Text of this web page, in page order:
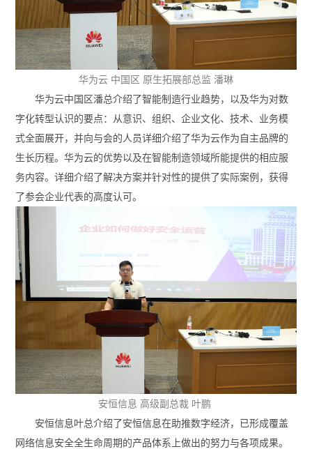
华为云 中国区 原生拓展部总监 潘琳
华为云中国区潘总介绍了智能制造行业趋势，以及华为对数
字化转型认识的要点：从意识、组织、企业文化、技术、业务模
式全面展开，并向与会的人员详细介绍了华为云作为自主品牌的
生长历程。华为云的优势以及在智能制造领域所能提供的相应服
务内容。详细介绍了解决方案并针对性的提供了实际案例，获得
了参会企业代表的高度认可。
安恒信息 高级副总裁 叶鹏
安恒信息叶总介绍了安恒信息在助推数字经济，已形成覆盖
网络信息安全全生命周期的产品体系上做出的努力与各项成果。